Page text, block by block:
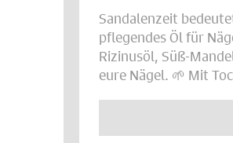
Sandalenzeit
pflegendes Öl für
Rizinusöl, Süß-
eure Nägel. 🌱 Mit